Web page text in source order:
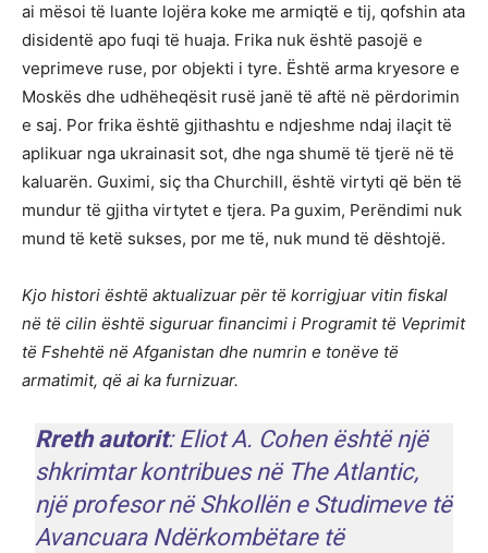
ai mësoi të luante lojëra koke me armiqtë e tij, qofshin ata
disidentë apo fuqi të huaja. Frika nuk është pasojë e
veprimeve ruse, por objekti i tyre. Është arma kryesore e
Moskës dhe udhëheqësit rusë janë të aftë në përdorimin
e saj. Por frika është gjithashtu e ndjeshme ndaj ilaçit të
aplikuar nga ukrainasit sot, dhe nga shumë të tjerë në të
kaluarën. Guximi, siç tha Churchill, është virtyti që bën të
mundur të gjitha virtytet e tjera. Pa guxim, Perëndimi nuk
mund të ketë sukses, por me të, nuk mund të dështojë.
Kjo histori është aktualizuar për të korrigjuar vitin fiskal
në të cilin është siguruar financimi i Programit të Veprimit
të Fshehtë në Afganistan dhe numrin e tonëve të
armatimit, që ai ka furnizuar.
Rreth autorit: Eliot A. Cohenështë një
shkrimtar kontribues në The Atlantic,
një profesor në Shkollën e Studimeve të
Avancuara Ndërkombëtare të